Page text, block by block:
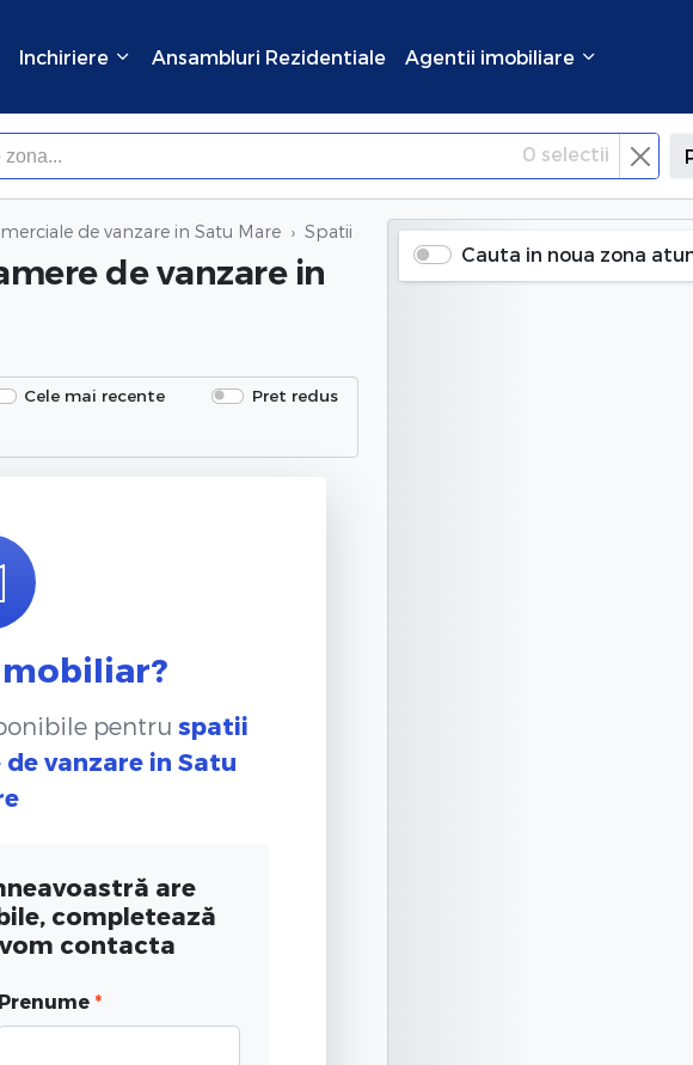
Inchiriere Ansambluri Rezidentiale Agentii imobiliare
×Inchide
0 selectii
de vanzare in Satu Mare Spatii comerciale 4 camere de vanzare
de vanzare in
Cele mai recente
Pret redus
pentru spatii
vanzare in Satu
are
completează
contacta
Prenume *
Cauta in noua zona